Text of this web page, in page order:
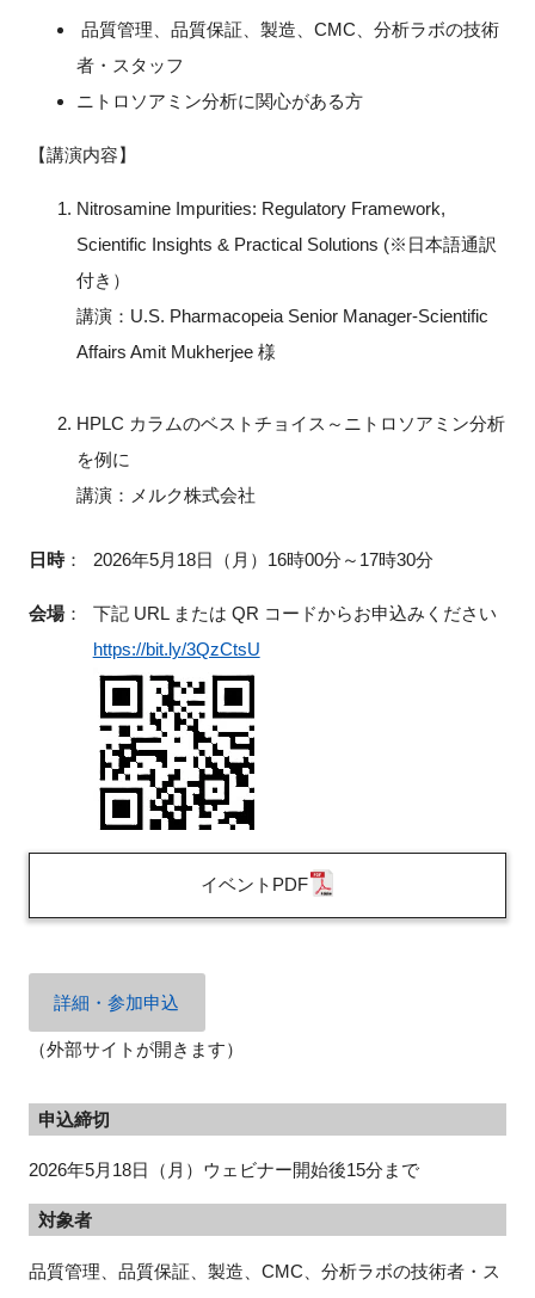
品質管理、品質保証、製造、CMC、分析ラボの技術
者・スタッフ
ニトロソアミン分析に関⼼がある⽅
【講演内容】
Nitrosamine Impurities: Regulatory Framework,
Scientific Insights & Practical Solutions (※⽇本語通訳
付き）
講演：U.S. Pharmacopeia Senior Manager-Scientific
Affairs Amit Mukherjee 様
HPLC カラムのベストチョイス～ニトロソアミン分析
を例に
講演：メルク株式会社
日時： 2026年5月18日（月）16時00分～17時30分
会場：
下記 URL または QR コードからお申込みください
https://bit.ly/3QzCtsU
イベントPDF
詳細・参加申込
（外部サイトが開きます）
申込締切
2026年5月18日（月）ウェビナー開始後15分まで
対象者
品質管理、品質保証、製造、CMC、分析ラボの技術者・ス